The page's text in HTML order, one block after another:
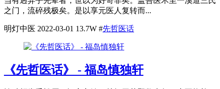
之门，流碎残极矣。是以享元医人复转而...
明灯中医 2022-03-01 13.7W #先哲医话
《先哲医话》 - 福岛慎独轩